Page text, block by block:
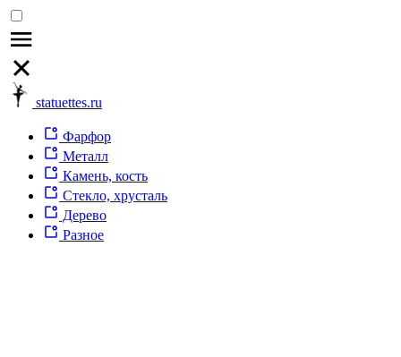
statuettes.ru
Фарфор
Металл
Камень, кость
Стекло, хрусталь
Дерево
Разное